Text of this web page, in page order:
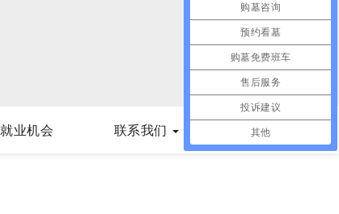
就业机会 联系我们
购墓咨询
预约看墓
购墓免费班车
售后服务
投诉建议
其他